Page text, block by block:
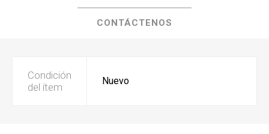
CONTÁCTENOS
Condición
del ítem
Nuevo